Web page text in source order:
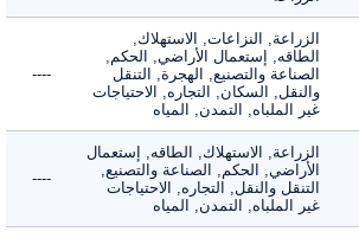
الزراعة, النزاعات, الاستهلاك,
الطاقه, إستعمال الأراضي, الحكم,
الصناعة والتصنيع, الهجرة, التنقل
والنقل, السكان, التجاره, الاحتياجات
غير الملباه, التمدن, المياه
----
الزراعة, الاستهلاك, الطاقه, إستعمال
الأراضي, الحكم, الصناعة والتصنيع,
التنقل والنقل, التجاره, الاحتياجات
غير الملباه, التمدن, المياه
----